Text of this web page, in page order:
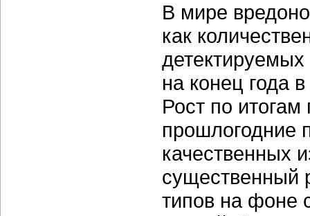
В мире
как
на конец года
Рост по
прошлогодние
качественных
существенный
типов на фоне